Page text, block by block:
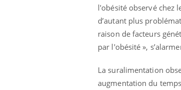
l'obésité observé chez
d’autant plus
raison de facteurs
par l'obésité »,
La suralimentation
augmentation du